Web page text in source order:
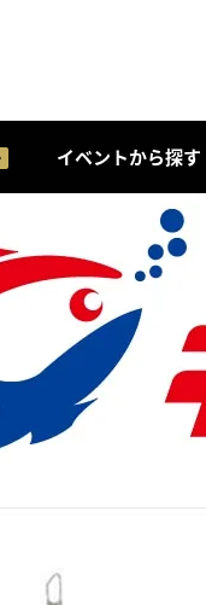
イベントから探す